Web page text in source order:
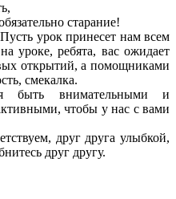
старание!
урок принесет нам всем
уроке, ребята, вас ожидает
открытий, а помощниками
смекалка.
внимательными и
чтобы у нас с вами
друг друга улыбкой,
друг другу.